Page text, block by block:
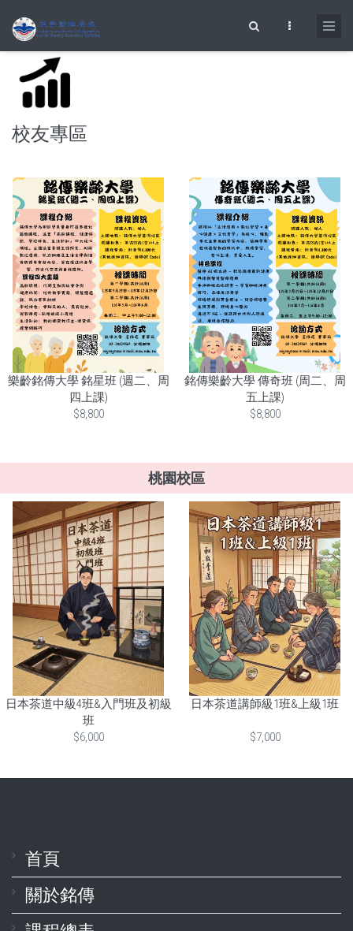
搜尋表單
校友專區
樂齡銘傳大學 銘星班 (週二、周
四上課)
$8,800
銘傳樂齡大學 傳奇班 (周二、周
五上課)
$8,800
桃園校區
日本茶道中級4班&入門班及初級
班
$6,000
日本茶道講師級1班&上級1班
$7,000
首頁
關於銘傳